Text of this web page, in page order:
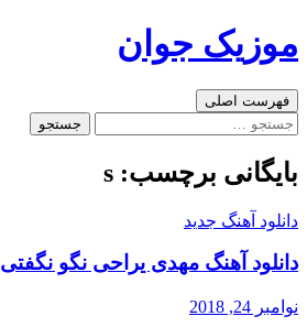
به
موزیک جوان
جست‌وجو
فهرست اصلی
جستجو
بایگانی برچسب: s
دانلود آهنگ جدید
دانلود آهنگ مهدی یراحی نگو نگفتی
نوامبر 24, 2018